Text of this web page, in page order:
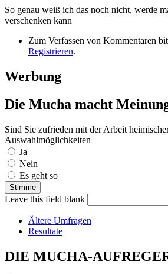
So genau weiß ich das noch nicht, werde
verschenken kann
Zum Verfassen von Kommentaren
Registrieren.
Werbung
Die Mucha macht
Sind Sie zufrieden mit der Arbeit
Auswahlmöglichkeiten
Ja
Nein
Es geht so
Leave this field blank
Ältere Umfragen
Resultate
DIE MUCHA-